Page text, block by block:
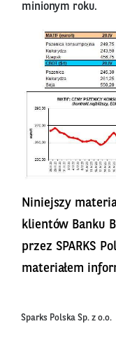
minionym roku.
Niniejszy
klientów Banku
przez SPARKS
materiałem
Sparks Polska Sp. z o.o.